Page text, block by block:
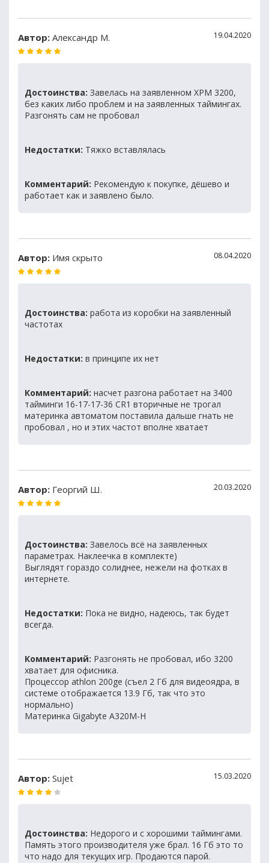
Автор: Александр М. 19.04.2020
Достоинства: Завелась на заявленном XPM 3200,
без каких либо проблем и на заявленных таймингах.
Разгонять сам не пробовал
Недостатки: Тяжко вставлялась
Комментарий: Рекомендую к покупке, дёшево и
работает как и заявлено было.
Автор: Имя скрыто 08.04.2020
Достоинства: работа из коробки на заявленный
частотах
Недостатки: в принципе их нет
Комментарий: насчет разгона работает на 3400
тайминги 16-17-17-36 CR1 вторичные не трогал
материнка автоматом поставила дальше гнать не
пробовал , но и этих частот вполне хватает
Автор: Георгий Ш. 20.03.2020
Достоинства: Завелось всё на заявленных
параметрах. Наклеечка в комплекте)
Выглядят гораздо солиднее, нежели на фотках в
интернете.
Недостатки: Пока не видно, надеюсь, так будет
всегда.
Комментарий: Разгонять не пробовал, ибо 3200
хватает для офисника.
Процессор athlon 200ge (съел 2 Гб для видеоядра, в
системе отображается 13.9 Гб, так что это
нормально)
Материнка Gigabyte A320M-H
Автор: Sujet 15.03.2020
Достоинства: Недорого и с хорошими таймингами.
Память этого производителя уже брал. 16 Гб это то
что надо для текущих игр. Продаются парой.